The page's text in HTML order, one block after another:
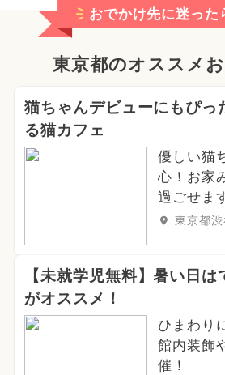
おでかけ先に迷った
東京都のオススメ
猫ちゃんデビューにもぴっ
る猫カフェ
優しい猫
心！お家
過ごせま
東京都渋
【未就学児無料】暑い日は
がオススメ！
ひまわり
館内装飾
催！